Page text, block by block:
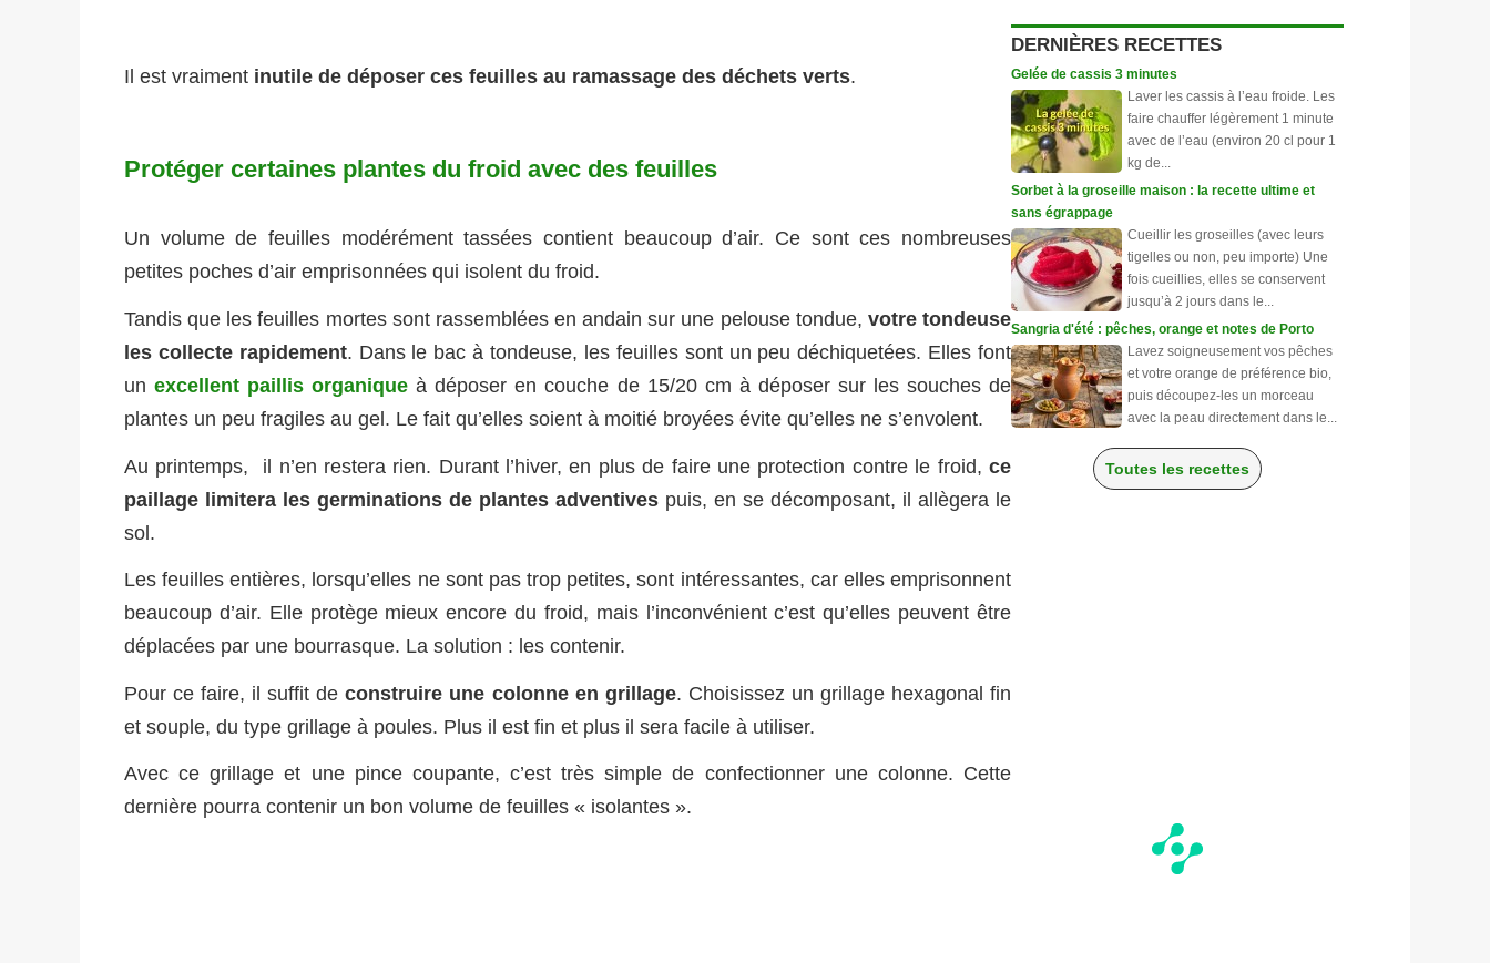
Il est vraiment inutile de déposer ces feuilles au ramassage des déchets verts.
Protéger certaines plantes du froid avec des feuilles
Un volume de feuilles modérément tassées contient beaucoup d’air. Ce sont ces nombreuses
petites poches d’air emprisonnées qui isolent du froid.
Tandis que les feuilles mortes sont rassemblées en andain sur une pelouse tondue, votre tondeuse
les collecte rapidement. Dans le bac à tondeuse, les feuilles sont un peu déchiquetées. Elles font
unexcellent paillis organique à déposer en couche de 15/20 cm à déposer sur les souches de
plantes un peu fragiles au gel. Le fait qu’elles soient à moitié broyées évite qu’elles ne s’envolent.
Au printemps, il n’en restera rien. Durant l’hiver, en plus de faire une protection contre le froid, ce
paillage limitera les germinations de plantes adventives puis, en se décomposant, il allègera le
sol.
Les feuilles entières, lorsqu’elles ne sont pas trop petites, sont intéressantes, car elles emprisonnent
beaucoup d’air. Elle protège mieux encore du froid, mais l’inconvénient c’est qu’elles peuvent être
déplacées par une bourrasque. La solution : les contenir.
Pour ce faire, il suffit deconstruire une colonne en grillage. Choisissez un grillage hexagonal fin
et souple, du type grillage à poules. Plus il est fin et plus il sera facile à utiliser.
Avec ce grillage et une pince coupante, c’est très simple de confectionner une colonne. Cette
dernière pourra contenir un bon volume de feuilles « isolantes ».
DERNIÈRES RECETTES
Gelée de cassis 3 minutes
Laver les cassis à l’eau froide. Les
faire chauffer légèrement 1 minute
avec de l’eau (environ 20 cl pour 1
kg de...
Sorbet à la groseille maison : la recette ultime et
sans égrappage
Cueillir les groseilles (avec leurs
tigelles ou non, peu importe) Une
fois cueillies, elles se conservent
jusqu’à 2 jours dans le...
Sangria d'été : pêches, orange et notes de Porto
Lavez soigneusement vos pêches
et votre orange de préférence bio,
puis découpez-les un morceau
avec la peau directement dans le...
Toutes les recettes